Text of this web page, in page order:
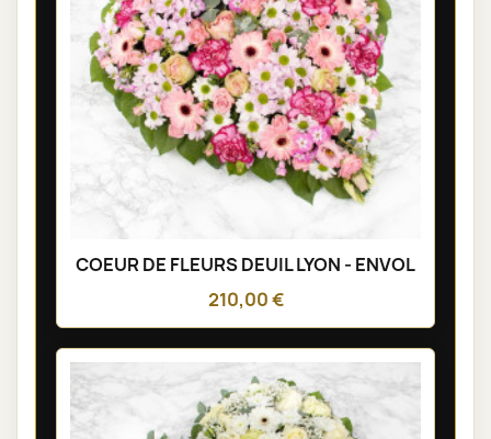
COEUR DE FLEURS DEUIL LYON - ENVOL
210,00 €